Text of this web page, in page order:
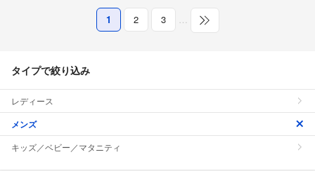
1 2 3 …
タイプで絞り込み
レディース
メンズ
キッズ／ベビー／マタニティ